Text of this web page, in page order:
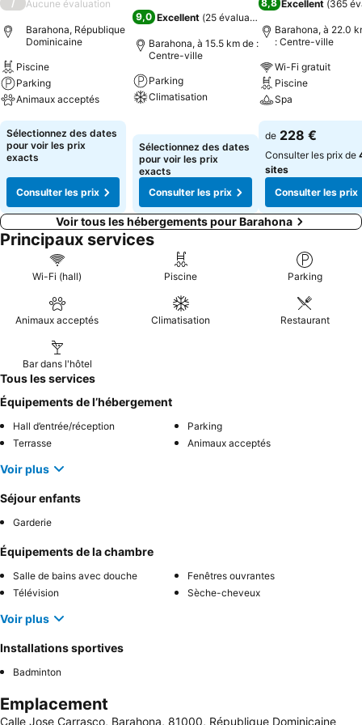
/ Aucune évaluation
Barahona, République
Dominicaine
Piscine
Parking
Animaux acceptés
Consulter les prix
Sélectionnez des dates
pour voir les prix
exacts
Consulter les prix
9,0 Excellent (25 évaluations
Barahona, à 15.5 km de :
Centre-ville
Parking
Climatisation
Sélectionnez des dates
pour voir les prix
exacts
Consulter les prix
8,8 Excellent (365
Barahona, à 22.0
: Centre-ville
Wi-Fi gratuit
Piscine
Spa
Consulter les
de 228 €
Consulter les prix de
sites
Consulter les prix
Voir tous les hébergements pour Barahona
Principaux services
Wi-Fi (hall) Piscine Parking
Animaux acceptés Climatisation Restaurant
Bar dans l'hôtel
Tous les services
Équipements de l’hébergement
Hall d’entrée/réception
Parking
Terrasse
Animaux acceptés
Voir plus
Séjour enfants
Garderie
Équipements de la chambre
Salle de bains avec douche
Fenêtres ouvrantes
Télévision
Sèche-cheveux
Voir plus
Installations sportives
Badminton
Emplacement
Calle Jose Carrasco, Barahona, 81000, République Dominicaine